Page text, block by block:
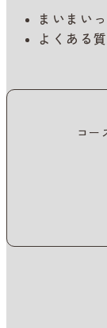
まいまい
よくある
コー